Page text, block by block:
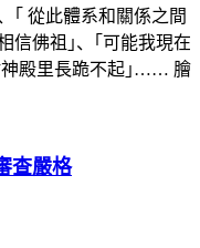
｢ 從此體系和關係之間
信佛祖｣、｢可能我現在
神殿里長跪不起｣…… 膾
查嚴格